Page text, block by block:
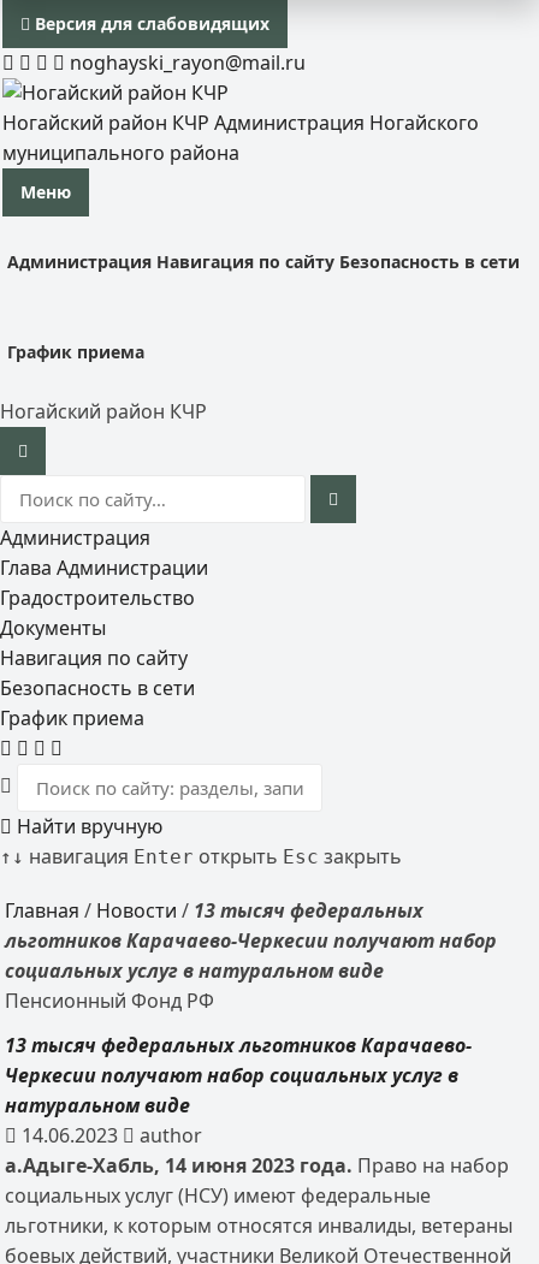
Версия для слабовидящих
noghayski_rayon@mail.ru
Ногайский район КЧР Администрация Ногайского
муниципального района
Меню
Администрация Навигация по сайту Безопасность в сети
График приема
Ногайский район КЧР
Администрация
Глава Администрации
Градостроительство
Документы
Навигация по сайту
Безопасность в сети
График приема
Найти вручную
↑ ↓ навигация Enter открыть Esc закрыть
Главная / Новости / 13 тысяч федеральных
льготников Карачаево-Черкесии получают набор
социальных услуг в натуральном виде
Пенсионный Фонд РФ
13 тысяч федеральных льготников Карачаево-
Черкесии получают набор социальных услуг в
натуральном виде
14.06.2023
author
а.Адыге-Хабль, 14 июня 2023 года. Право на набор
социальных услуг (НСУ) имеют федеральные
льготники, к которым относятся инвалиды, ветераны
боевых действий, участники Великой Отечественной